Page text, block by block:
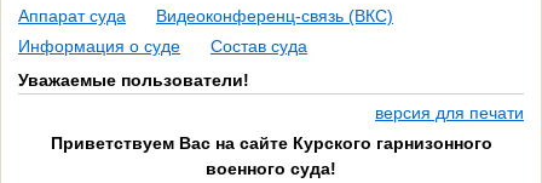
Аппарат суда
Видеоконференц-связь (ВКС)
Информация о суде
Состав суда
Уважаемые пользователи!
версия для печати
Приветствуем Вас на сайте Курского гарнизонного
военного суда!